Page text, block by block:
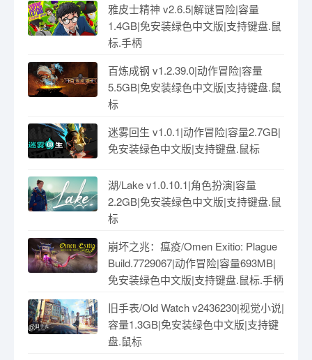
雅皮士精神 v2.6.5|解谜冒险|容量
1.4GB|免安装绿色中文版|支持键盘.鼠
标.手柄
百炼成钢 v1.2.39.0|动作冒险|容量
5.5GB|免安装绿色中文版|支持键盘.鼠
标
迷雾回生 v1.0.1|动作冒险|容量2.7GB|
免安装绿色中文版|支持键盘.鼠标
湖/Lake v1.0.10.1|角色扮演|容量
2.2GB|免安装绿色中文版|支持键盘.鼠
标
崩坏之兆：瘟疫/Omen Exitio: Plague
Build.7729067|动作冒险|容量693MB|
免安装绿色中文版|支持键盘.鼠标.手柄
旧手表/Old Watch v2436230|视觉小说|
容量1.3GB|免安装绿色中文版|支持键
盘.鼠标